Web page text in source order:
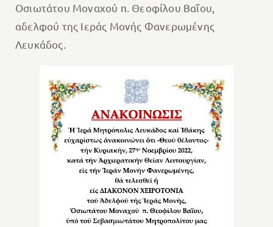
Οσιωτάτου Μοναχού π. Θεοφίλου Βαΐου,
αδελφού της Ιεράς Μονής Φανερωμένης
Λευκάδος.